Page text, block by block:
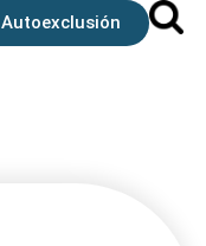
Autoexclusión